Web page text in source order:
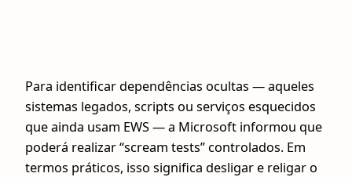
Para identificar dependências ocultas — aqueles
sistemas legados, scripts ou serviços esquecidos
que ainda usam EWS — a Microsoft informou que
poderá realizar “scream tests” controlados. Em
termos práticos, isso significa desligar e religar o